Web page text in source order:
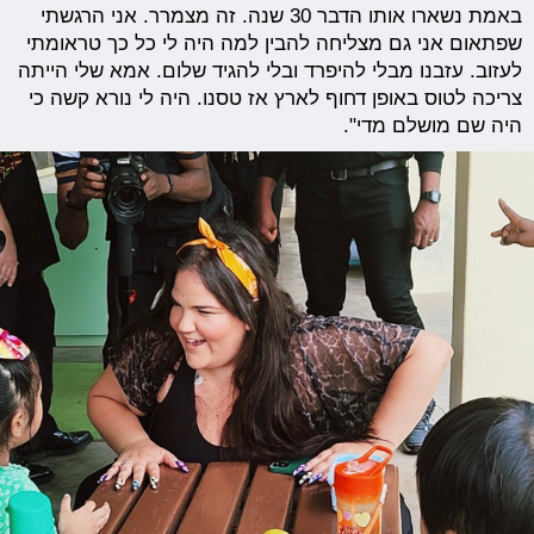
באמת נשארו אותו הדבר 30 שנה. זה מצמרר. אני הרגשתי
שפתאום אני גם מצליחה להבין למה היה לי כל כך טראומתי
לעזוב. עזבנו מבלי להיפרד ובלי להגיד שלום. אמא שלי הייתה
צריכה לטוס באופן דחוף לארץ אז טסנו. היה לי נורא קשה כי
היה שם מושלם מדי".